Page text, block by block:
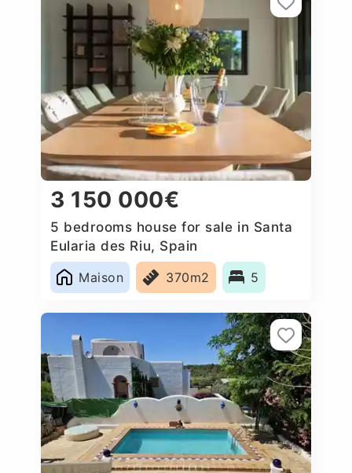
3 150 000€
5 bedrooms house for sale in Santa
Eularia des Riu, Spain
Maison
370m2 5